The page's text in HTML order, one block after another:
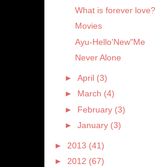
What is forever love?
Movies
Ayu-Hello'New"Me
Never Alone
► April (3)
► March (4)
► February (3)
► January (3)
► 2013 (41)
► 2012 (67)